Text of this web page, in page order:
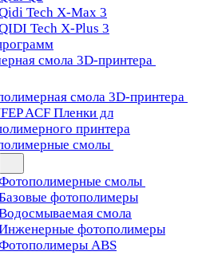
Tech X-Max 3
Tech X-Plus 3
смола 3D-принтера
смола 3D-принтера
ACF Пленки дл
принтера
смолы
смолы
фотополимеры
смола
фотополимеры
ABS